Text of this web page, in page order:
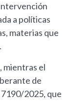
a políticas
materias que
mientras el
de
7190/2025, que